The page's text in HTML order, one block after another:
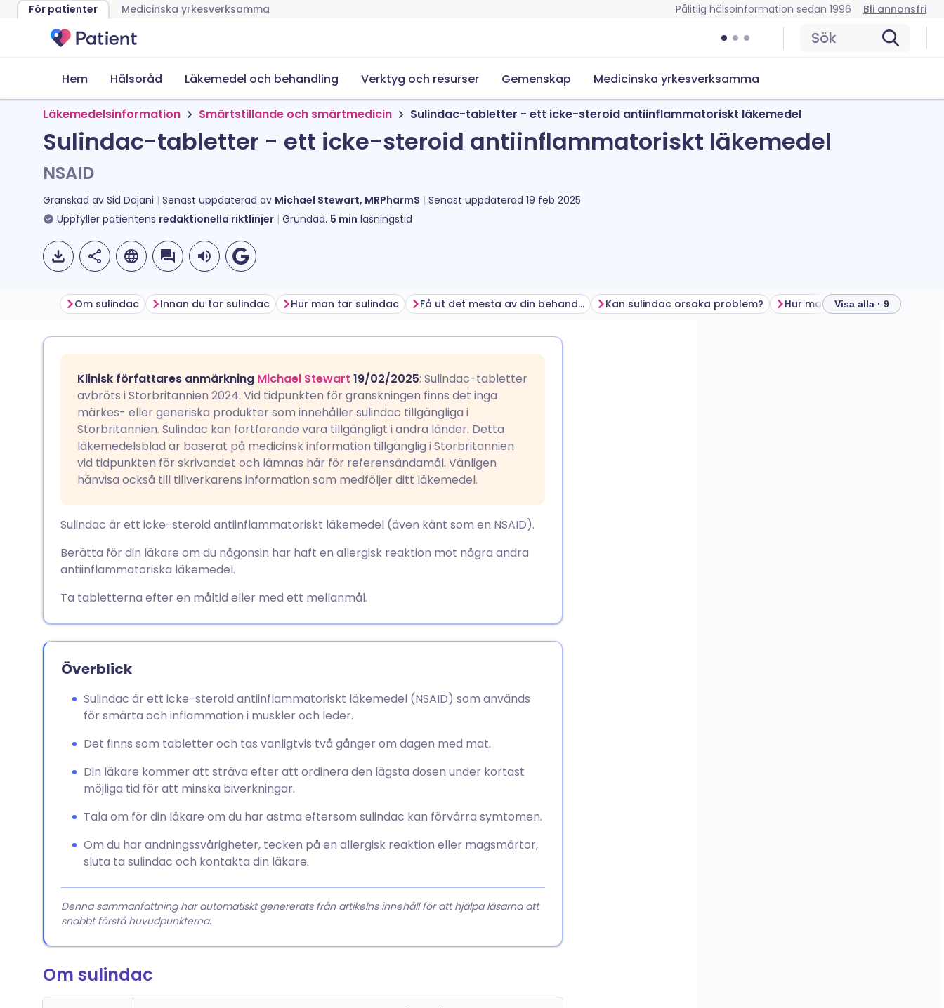
För patienter Medicinska yrkesverksamma Pålitlig hälsoinformation sedan 1996 Bli annonsfri
Sök
Hem Hälsoråd Läkemedel och behandling Verktyg och resurser Gemenskap Medicinska yrkesverksamma
Läkemedelsinformation Smärtstillande och smärtmedicin Sulindac-tabletter - ett icke-steroid antiinflammatoriskt läkemedel
Sulindac-tabletter - ett icke-steroid antiinflammatoriskt läkemedel
NSAID
Granskad av Sid Dajani Senast uppdaterad av Michael Stewart, MRPharmS Senast uppdaterad 19 feb 2025
Uppfyller patientens redaktionella riktlinjer Grundad. 5 min läsningstid
Dela via Facebook
Dela via LinkedIn
Dela via X
Kopiera länk
🇪🇸 Español 🇫🇷 Français
🇮🇹 Italiano 🇵🇹 Português
🇮🇳 हिन्दी 🇮🇱 עברית
Om sulindac Innan du tar sulindac Hur man tar sulindac Få ut det mesta av din behandling Kan sulindac orsaka problem? Hur man förvarar sulindac
Visa alla · 9
Klinisk författares anmärkning Michael Stewart 19/02/2025: Sulindac-tabletter
avbröts i Storbritannien 2024. Vid tidpunkten för granskningen finns det inga
märkes- eller generiska produkter som innehåller sulindac tillgängliga i
Storbritannien. Sulindac kan fortfarande vara tillgängligt i andra länder. Detta
läkemedelsblad är baserat på medicinsk information tillgänglig i Storbritannien
vid tidpunkten för skrivandet och lämnas här för referensändamål. Vänligen
hänvisa också till tillverkarens information som medföljer ditt läkemedel.
Sulindac är ett icke-steroid antiinflammatoriskt läkemedel (även känt som en NSAID).
Berätta för din läkare om du någonsin har haft en allergisk reaktion mot några andra
antiinflammatoriska läkemedel.
Ta tabletterna efter en måltid eller med ett mellanmål.
Överblick
Sulindac är ett icke-steroid antiinflammatoriskt läkemedel (NSAID) som används
för smärta och inflammation i muskler och leder.
Det finns som tabletter och tas vanligtvis två gånger om dagen med mat.
Din läkare kommer att sträva efter att ordinera den lägsta dosen under kortast
möjliga tid för att minska biverkningar.
Tala om för din läkare om du har astma eftersom sulindac kan förvärra symtomen.
Om du har andningssvårigheter, tecken på en allergisk reaktion eller magsmärtor,
sluta ta sulindac och kontakta din läkare.
Denna sammanfattning har automatiskt genererats från artikelns innehåll för att hjälpa läsarna att
snabbt förstå huvudpunkterna.
Om sulindac